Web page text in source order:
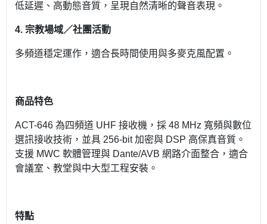
低延遲、高動態音質，呈現自然清晰的聲音表現。
4. 宗教場域／社團活動
多頻道穩定運作，適合長時間使用與多麥克風配置。
商品特色
ACT-646 為四頻道 UHF 接收機，採 48 MHz 寬頻與數位
選訊接收技術，並具 256-bit 加密與 DSP 高保真音質。
支援 MWC 軟體管理與 Dante/AVB 網路介面整合，適合
會議室、教堂與中大型工程安裝。
特點